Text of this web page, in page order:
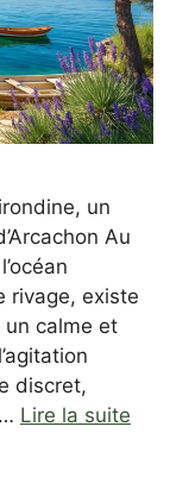
un
Au
rivage, existe
un calme et
discret,
Lire la suite